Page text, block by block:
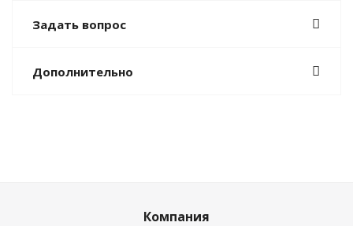
Задать вопрос
Дополнительно
Компания